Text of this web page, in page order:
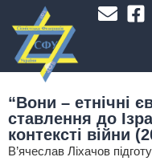
“Вони – етнічні
ставлення до
контексті війни
В’ячеслав Ліхачов